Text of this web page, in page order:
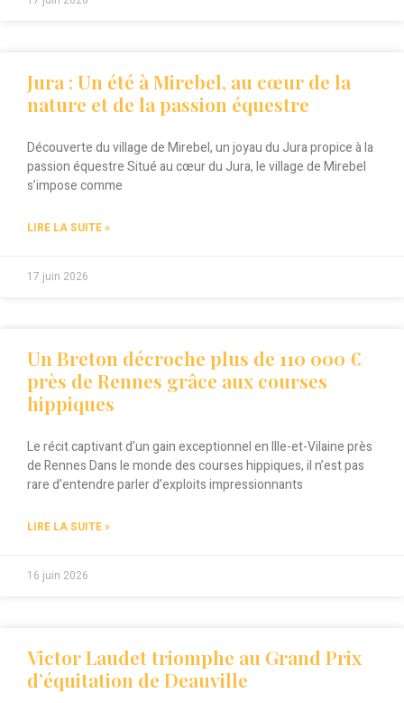
Jura : Un été à Mirebel, au cœur de la
nature et de la passion équestre
Découverte du village de Mirebel, un joyau du Jura propice à la
passion équestre Situé au cœur du Jura, le village de Mirebel
s’impose comme
LIRE LA SUITE »
17 juin 2026
Un Breton décroche plus de 110 000 €
près de Rennes grâce aux courses
hippiques
Le récit captivant d’un gain exceptionnel en Ille-et-Vilaine près
de Rennes Dans le monde des courses hippiques, il n’est pas
rare d’entendre parler d’exploits impressionnants
LIRE LA SUITE »
16 juin 2026
Victor Laudet triomphe au Grand Prix
d’équitation de Deauville